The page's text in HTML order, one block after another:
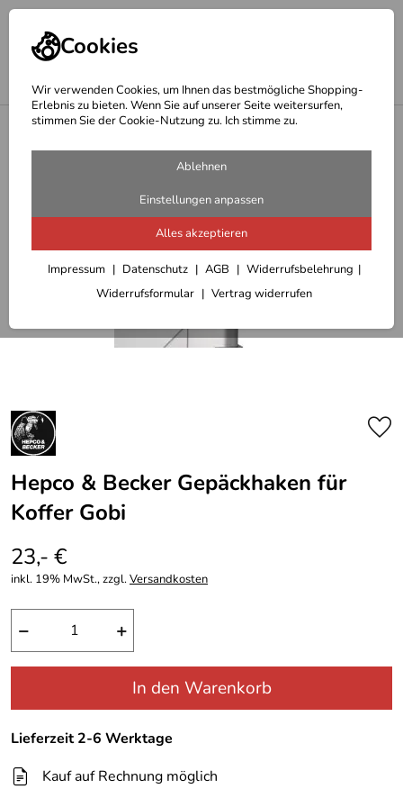
Cookies
Wir verwenden Cookies, um Ihnen das bestmögliche Shopping-
Erlebnis zu bieten. Wenn Sie auf unserer Seite weitersurfen,
stimmen Sie der Cookie-Nutzung zu. Ich stimme zu.
Ablehnen
Einstellungen anpassen
Alles akzeptieren
Impressum Datenschutz AGB
Widerrufsbelehrung
Widerrufsformular
Vertrag widerrufen
Hepco & Becker Motorradkoffer und Motorradtaschen
Hepco & Becker Gepäckhaken für
Koffer Gobi
23,- €
inkl. 19% MwSt., zzgl.Versandkosten
− +
In den Warenkorb
Lieferzeit 2-6 Werktage
Kauf auf Rechnung möglich